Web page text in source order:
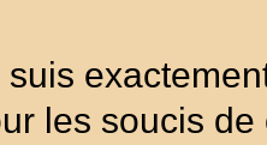
suis
les soucis